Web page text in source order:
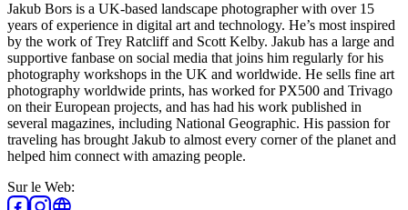
Jakub Bors is a UK-based landscape photographer with over 15
years of experience in digital art and technology. He’s most inspired
by the work of Trey Ratcliff and Scott Kelby. Jakub has a large and
supportive fanbase on social media that joins him regularly for his
photography workshops in the UK and worldwide. He sells fine art
photography worldwide prints, has worked for PX500 and Trivago
on their European projects, and has had his work published in
several magazines, including National Geographic. His passion for
traveling has brought Jakub to almost every corner of the planet and
helped him connect with amazing people.
Sur le Web: